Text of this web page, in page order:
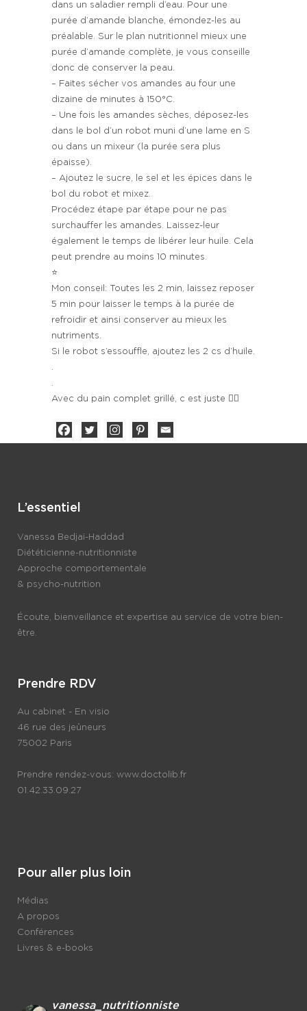
dans un saladier rempli d’eau. Pour une
purée d’amande blanche, émondez-les au
préalable. Sur le plan nutritionnel mieux une
purée d’amande complète, je vous conseille
donc de conserver la peau.
– Faites sécher vos amandes au four une
dizaine de minutes à 150°C.
– Une fois les amandes sèches, déposez-les
dans le bol d’un robot muni d’une lame en S
ou dans un mixeur (la purée sera plus
épaisse).
– Ajoutez le sucre, le sel et les épices dans le
bol du robot et mixez.
Procédez étape par étape pour ne pas
surchauffer les amandes. Laissez-leur
également le temps de libérer leur huile. Cela
peut prendre au moins 10 minutes.
⭐️
Mon conseil: Toutes les 2 min, laissez reposer
5 min pour laisser le temps à la purée de
refroidir et ainsi conserver au mieux les
nutriments.
Si le robot s’essouffle, ajoutez les 2 cs d’huile.
.
.
Avec du pain complet grillé, c est juste 👌🏼
L’essentiel
Vanessa Bedjaï-Haddad
Diététicienne-nutritionniste
Approche comportementale
& psycho-nutrition
Écoute, bienveillance et expertise au service de votre bien-
être.
Prendre RDV
Au cabinet - En visio
46 rue des jeûneurs
75002 Paris
Prendre rendez-vous: www.doctolib.fr
01.42.33.09.27
Pour aller plus loin
Médias
A propos
Conférences
Livres & e-books
vanessa_nutritionniste